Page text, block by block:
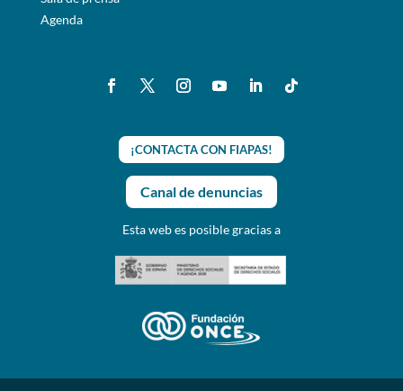
Agenda
¡CONTACTA CON FIAPAS!
Canal de denuncias
Esta web es posible gracias a